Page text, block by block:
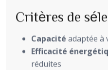
Critères de
Capacité adaptée à
Efficacité
réduites